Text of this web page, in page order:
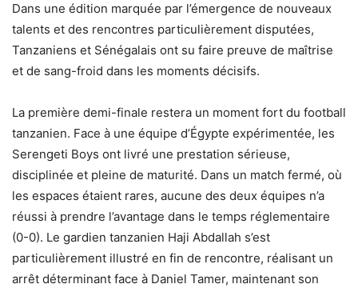
Dans une édition marquée par l’émergence de nouveaux
talents et des rencontres particulièrement disputées,
Tanzaniens et Sénégalais ont su faire preuve de maîtrise
et de sang-froid dans les moments décisifs.
La première demi-finale restera un moment fort du football
tanzanien. Face à une équipe d’Égypte expérimentée, les
Serengeti Boys ont livré une prestation sérieuse,
disciplinée et pleine de maturité. Dans un match fermé, où
les espaces étaient rares, aucune des deux équipes n’a
réussi à prendre l’avantage dans le temps réglementaire
(0-0). Le gardien tanzanien Haji Abdallah s’est
particulièrement illustré en fin de rencontre, réalisant un
arrêt déterminant face à Daniel Tamer, maintenant son